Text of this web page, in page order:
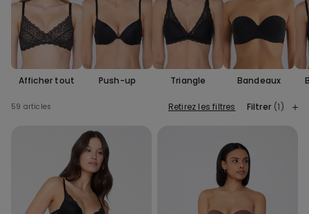
Afficher tout Push-up Triangle Bandeaux
59 articles Retirez les filtres Filtrer (1)